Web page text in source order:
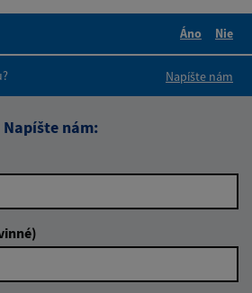
Áno
Nie
Napíšte nám
Napíšte nám: